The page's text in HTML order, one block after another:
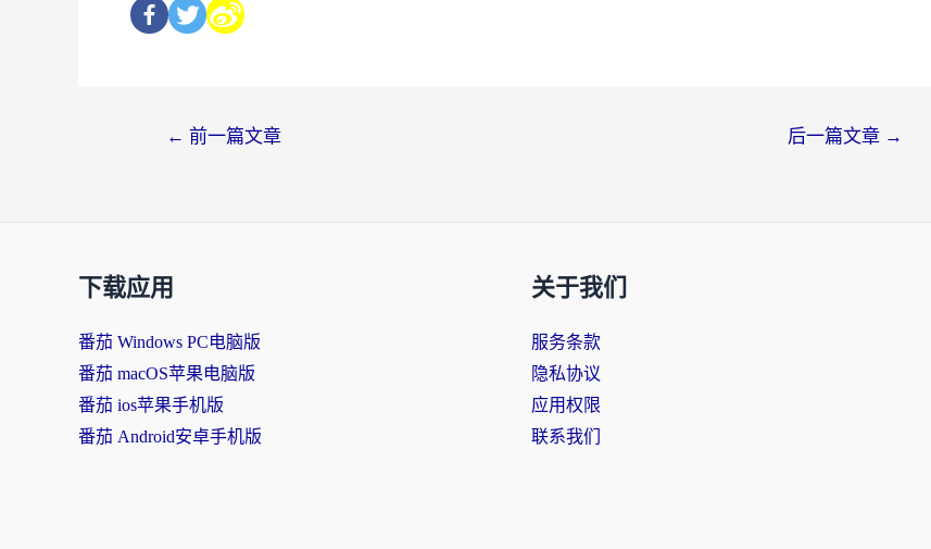
← 前一篇文章 后一篇文章 →
下载应用
番茄 Windows PC电脑版
番茄 macOS苹果电脑版
番茄 ios苹果手机版
番茄 Android安卓手机版
关于我们
服务条款
隐私协议
应用权限
联系我们